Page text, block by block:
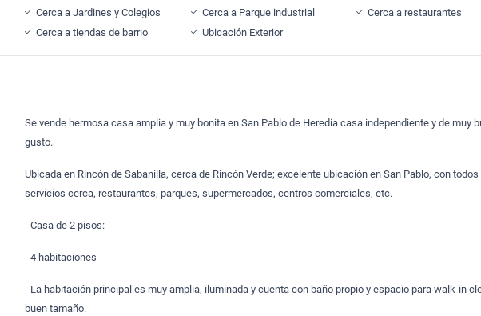
Cerca a Jardines y Colegios
Cerca a Parque industrial
Cerca a restaurantes
Cerca a tiendas de barrio
Ubicación Exterior
Se vende hermosa casa amplia y muy bonita en San Pablo de Heredia casa independiente y de muy
gusto.
Ubicada en Rincón de Sabanilla, cerca de Rincón Verde; excelente ubicación en San Pablo, con todos
servicios cerca, restaurantes, parques, supermercados, centros comerciales, etc.
- Casa de 2 pisos:
- 4 habitaciones
- La habitación principal es muy amplia, iluminada y cuenta con baño propio y espacio para walk-in
buen tamaño.